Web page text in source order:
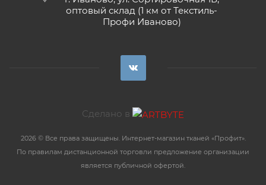
оптовый склад (1 км от Текстиль-
Профи Иваново)
Сделано в
2026 © Все права защищены. Интернет-магазин тканей «Профит».
По правилам дистанционной торговли предложение организации
является публичной офертой.